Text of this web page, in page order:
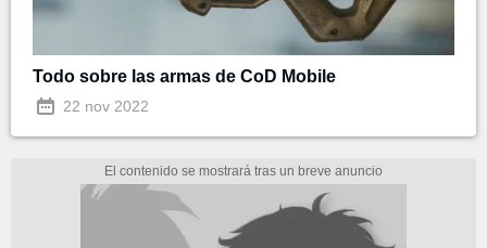
Todo sobre las armas de CoD Mobile
22 nov 2022